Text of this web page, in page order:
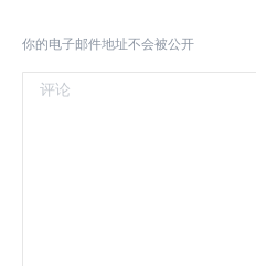
你的电子邮件地址不会被公开
评论